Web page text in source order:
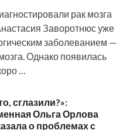
рак мозга
Заворотнюс уже
заболеванием —
Однако появилась
…
сглазили?»:
Ольга Орлова
о проблемах с